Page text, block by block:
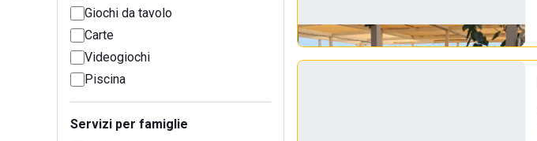
Giochi da tavolo
Carte
Videogiochi
Piscina
Servizi per famiglie